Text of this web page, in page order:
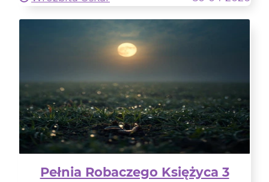
Pełnia Robaczego Księżyca 3